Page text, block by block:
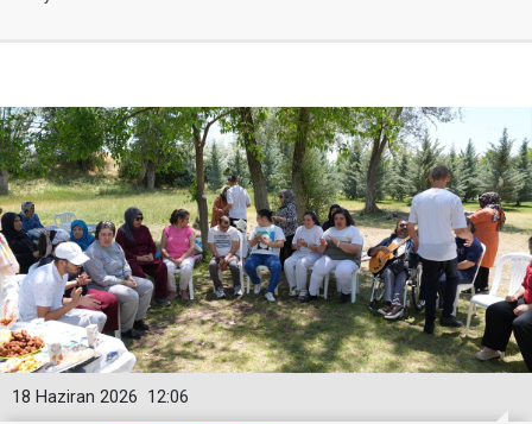
12:06
18 Haziran 2026